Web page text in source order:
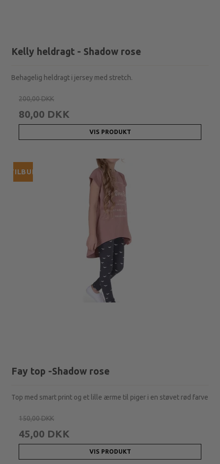
Kelly heldragt - Shadow rose
Behagelig heldragt i jersey med stretch.
200,00 DKK
80,00 DKK
VIS PRODUKT
TILBUD
Fay top -Shadow rose
Top med smart print og et lille ærme til piger i en støvet rød farve
150,00 DKK
45,00 DKK
VIS PRODUKT